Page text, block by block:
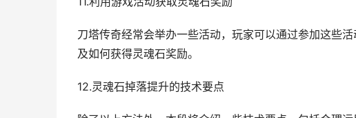
刀塔传奇经常会举办一些活动，玩家可以通过参加这些
及如何获得灵魂石奖励。
12.灵魂石掉落提升的技术要点